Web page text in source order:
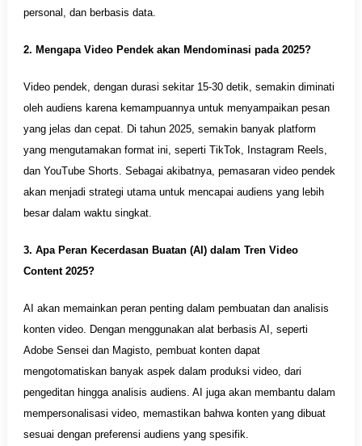
personal, dan berbasis data.
2. Mengapa Video Pendek akan Mendominasi pada 2025?
Video pendek, dengan durasi sekitar 15-30 detik, semakin diminati
oleh audiens karena kemampuannya untuk menyampaikan pesan
yang jelas dan cepat. Di tahun 2025, semakin banyak platform
yang mengutamakan format ini, seperti TikTok, Instagram Reels,
dan YouTube Shorts. Sebagai akibatnya, pemasaran video pendek
akan menjadi strategi utama untuk mencapai audiens yang lebih
besar dalam waktu singkat.
3. Apa Peran Kecerdasan Buatan (AI) dalam Tren Video
Content 2025?
AI akan memainkan peran penting dalam pembuatan dan analisis
konten video. Dengan menggunakan alat berbasis AI, seperti
Adobe Sensei dan Magisto, pembuat konten dapat
mengotomatiskan banyak aspek dalam produksi video, dari
pengeditan hingga analisis audiens. AI juga akan membantu dalam
mempersonalisasi video, memastikan bahwa konten yang dibuat
sesuai dengan preferensi audiens yang spesifik.